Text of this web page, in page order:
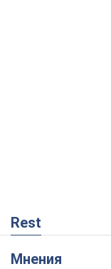
Rest
Мнения